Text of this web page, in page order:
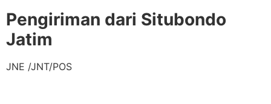
Pengiriman dari Situbondo
Jatim
JNE /JNT/POS